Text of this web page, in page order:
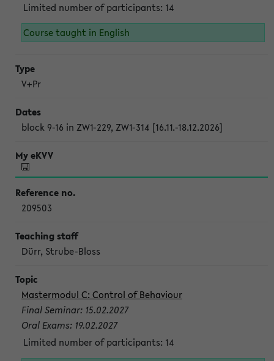
Limited number of participants: 14
Course taught in English
V+Pr
block 9-16 in ZW1-229, ZW1-314 [16.11.-18.12.2026]
209503
Dürr, Strube-Bloss
Mastermodul C: Control of Behaviour
Final Seminar: 15.02.2027
Oral Exams: 19.02.2027
Limited number of participants: 14